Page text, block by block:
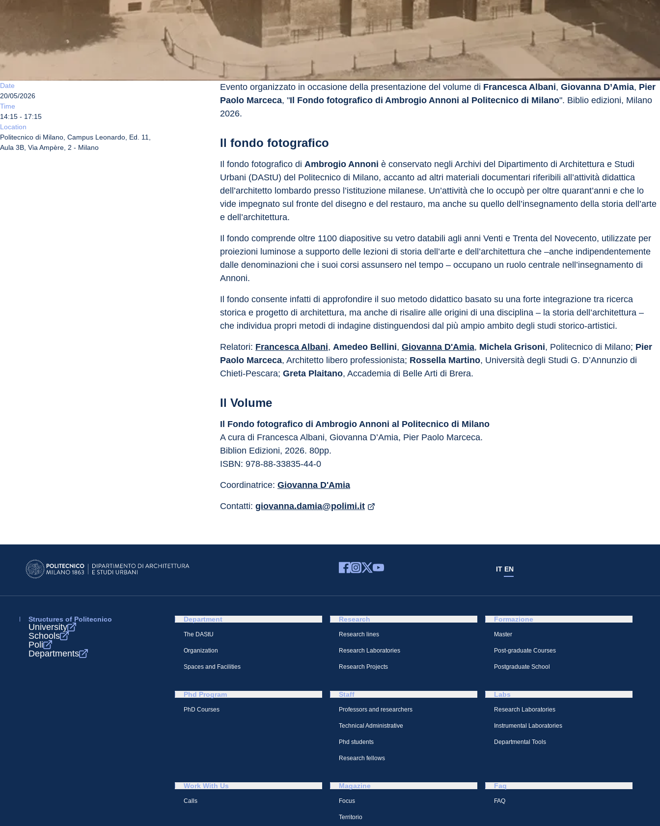
Date
20/05/2026
Time
14:15 - 17:15
Location
Politecnico di Milano, Campus Leonardo, Ed. 11,
Aula 3B, Via Ampère, 2 - Milano
Evento organizzato in occasione della presentazione del volume di Francesca Albani, Giovanna D’Amia, Pier
Paolo Marceca, "Il Fondo fotografico di Ambrogio Annoni al Politecnico di Milano". Biblio edizioni, Milano
2026.
Il fondo fotografico
Il fondo fotografico di Ambrogio Annoni è conservato negli Archivi del Dipartimento di Architettura e Studi
Urbani (DAStU) del Politecnico di Milano, accanto ad altri materiali documentari riferibili all’attività didattica
dell’architetto lombardo presso l’istituzione milanese. Un’attività che lo occupò per oltre quarant’anni e che lo
vide impegnato sul fronte del disegno e del restauro, ma anche su quello dell’insegnamento della storia dell’arte
e dell’architettura.
Il fondo comprende oltre 1100 diapositive su vetro databili agli anni Venti e Trenta del Novecento, utilizzate per
proiezioni luminose a supporto delle lezioni di storia dell’arte e dell’architettura che –anche indipendentemente
dalle denominazioni che i suoi corsi assunsero nel tempo – occupano un ruolo centrale nell’insegnamento di
Annoni.
Il fondo consente infatti di approfondire il suo metodo didattico basato su una forte integrazione tra ricerca
storica e progetto di architettura, ma anche di risalire alle origini di una disciplina – la storia dell’architettura –
che individua propri metodi di indagine distinguendosi dal più ampio ambito degli studi storico-artistici.
Relatori: Francesca Albani, Amedeo Bellini, Giovanna D'Amia, Michela Grisoni, Politecnico di Milano; Pier
Paolo Marceca, Architetto libero professionista; Rossella Martino, Università degli Studi G. D’Annunzio di
Chieti-Pescara; Greta Plaitano, Accademia di Belle Arti di Brera.
Il Volume
Il Fondo fotografico di Ambrogio Annoni al Politecnico di Milano
A cura di Francesca Albani, Giovanna D’Amia, Pier Paolo Marceca.
Biblion Edizioni, 2026. 80pp.
ISBN: 978-88-33835-44-0
Coordinatrice: Giovanna D'Amia
Contatti: giovanna.damia@polimi.it
IT EN
Structures of Politecnico
University
Schools
Poli
Departments
Department
The DAStU
Organization
Spaces and Facilities
Research
Research lines
Research Laboratories
Research Projects
Formazione
Master
Post-graduate Courses
Postgraduate School
Phd Program
PhD Courses
Staff
Professors and researchers
Technical Administrative
Phd students
Research fellows
Labs
Research Laboratories
Instrumental Laboratories
Departmental Tools
Work With Us
Calls
Magazine
Focus
Territorio
Faq
FAQ